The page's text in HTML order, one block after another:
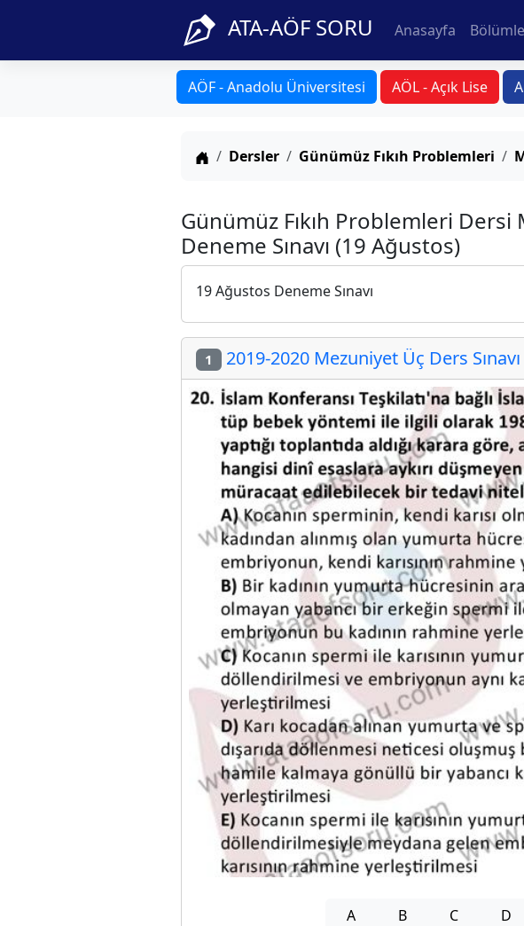
ATA-AÖF SORU Anasayfa
AÖF - Anadolu Üniversitesi AÖL - Açık Lise
Anasayfa
Dersler Günümüz Fıkıh Problemleri
Günümüz Fıkıh Problemleri
Deneme Sınavı (19 Ağustos)
19 Ağustos Deneme Sınavı
1 2019-2020 Mezuniyet Üç Ders Sınavı
A B C D